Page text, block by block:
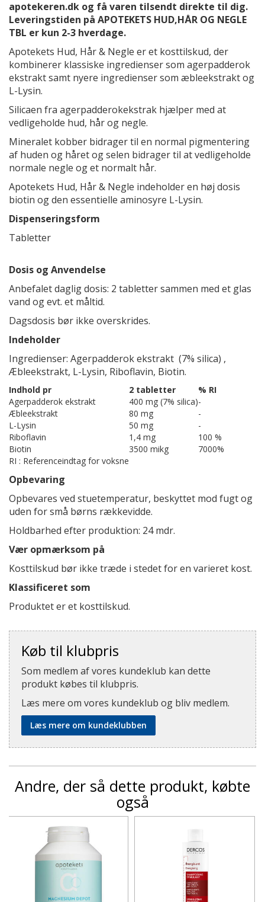
apotekeren.dk og få varen tilsendt direkte til dig.
Leveringstiden på APOTEKETS HUD,HÅR OG NEGLE
TBL er kun 2-3 hverdage.
Apotekets Hud, Hår & Negle er et kosttilskud, der
kombinerer klassiske ingredienser som agerpadderok
ekstrakt samt nyere ingredienser som æbleekstrakt og
L-Lysin.
Silicaen fra agerpadderokekstrak hjælper med at
vedligeholde hud, hår og negle.
Mineralet kobber bidrager til en normal pigmentering
af huden og håret og selen bidrager til at vedligeholde
normale negle og et normalt hår.
Apotekets Hud, Hår & Negle indeholder en høj dosis
biotin og den essentielle aminosyre L-Lysin.
Dispenseringsform
Tabletter
Dosis og Anvendelse
Anbefalet daglig dosis: 2 tabletter sammen med et glas
vand og evt. et måltid.
Dagsdosis bør ikke overskrides.
Indeholder
Ingredienser: Agerpadderok ekstrakt (7% silica) ,
Æbleekstrakt, L-Lysin, Riboflavin, Biotin.
Indhold pr 2 tabletter
% RI
Agerpadderok ekstrakt
400 mg (7% silica)-
Æbleekstrakt
80 mg
-
L-Lysin
50 mg
-
Riboflavin
1,4 mg
100 %
Biotin
3500 mikg
7000%
RI : Referenceindtag for voksne
Opbevaring
Opbevares ved stuetemperatur, beskyttet mod fugt og
uden for små børns rækkevidde.
Holdbarhed efter produktion: 24 mdr.
Vær opmærksom på
Kosttilskud bør ikke træde i stedet for en varieret kost.
Klassificeret som
Produktet er et kosttilskud.
Køb til klubpris
Som medlem af vores kundeklub kan dette
produkt købes til klubpris.
Læs mere om vores kundeklub og bliv medlem.
Læs mere om kundeklubben
Andre, der så dette produkt, købte
også